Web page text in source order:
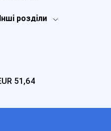
Інші розділи
51,64